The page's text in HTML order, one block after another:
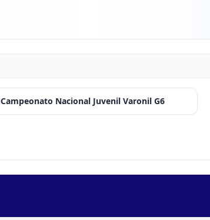
Campeonato Nacional Juvenil Varonil G6